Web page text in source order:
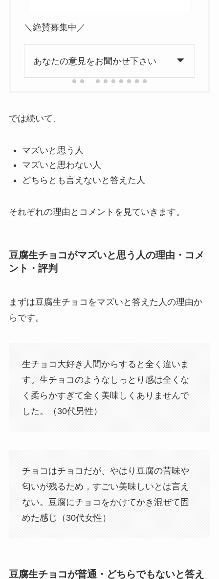
＼絶賛募集中／
あなたの意見をお聞かせ下さい
では続いて、
マズいと思う人
マズいと思わない人
どちらとも言えないと答えた人
それぞれの理由とコメントを見ていきます。
豆腐生チョコがマズいと思う人の理由・コメ
ント・評判
まずは豆腐生チョコをマズいと答えた人の理由か
らです。
生チョコ大好き人間からすると全く違いま
す。生チョコのようなしっとり感は全くな
く柔らかすぎて全く美味しくありませんで
した。（30代男性）
チョコはチョコだが、やはり豆腐の苦味や
匂いが残るため，すごい美味しいとは言え
ない。豆腐にチョコをかけてかき混ぜて固
めた感じ（30代女性）
豆腐生チョコが普通・どちらでもないと答え